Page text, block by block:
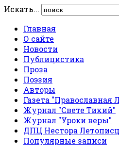
Искать...
Главная
О сайте
Новости
Публицистика
Проза
Поэзия
Авторы
Газета "Православная
Журнал "Свете Тихий"
Журнал "Уроки веры"
ДПЦ Нестора
Популярные записи